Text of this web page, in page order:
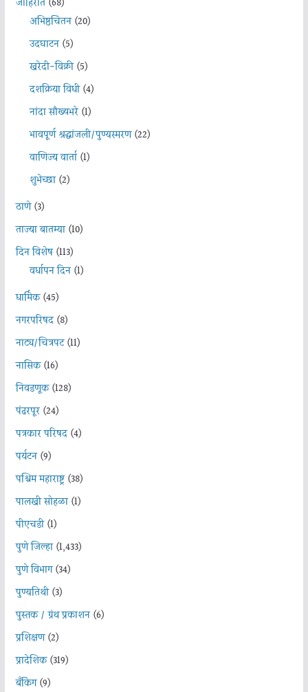
जाहिरात (68)
अभिष्ठचिंतन(20)
उदघाटन(5)
खरेदी-विक्री(5)
दशक्रिया विधी(4)
नांदा सौख्यभरे(1)
भावपूर्ण श्रद्धांजली/पुण्यस्मरण(22)
वाणिज्य वार्ता(1)
शुभेच्छा(2)
ठाणे(3)
ताज्या बातम्या(10)
दिन विशेष(113)
वर्धापन दिन(1)
धार्मिक(45)
नगरपरिषद(8)
नाट्य/चित्रपट(11)
नासिक(16)
निवडणूक(128)
पंढरपूर(24)
पत्रकार परिषद(4)
पर्यटन(9)
पश्चिम महाराष्ट्र(38)
पालखी सोहळा(1)
पीएचडी(1)
पुणे जिल्हा(1,433)
पुणे विभाग(34)
पुण्यतिथी(3)
पुस्तक / ग्रंथ प्रकाशन(6)
प्रशिक्षण(2)
प्रादेशिक(319)
बँकिंग(9)